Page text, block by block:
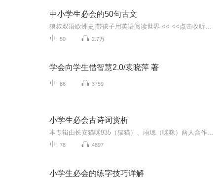
中小学生必会的50句古文
50 2.7万
学会向学生借智慧2.0/袁晓萍 著
86 3759
小学生必会古诗词赏析
78 4897
小学生必会的练字技巧详解